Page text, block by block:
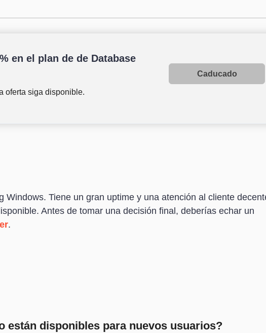
en el plan de de Database
oferta siga disponible.
Caducado
Windows. Tiene un gran uptime y una atención al cliente
Antes de tomar una decisión final, deberías echar un
.
están disponibles para nuevos usuarios?